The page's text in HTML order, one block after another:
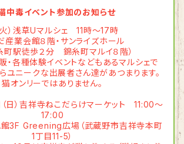
中毒イベント参加のお知らせ
火）浅草Uマルシェ 11時〜17時
産業会館８階・サンライズホール
町駅徒歩２分 錦糸町マルイ８階）
・各種体験イベントなどもあるマルシェで
ユニークな出展者さん達があつまります。
猫オンリーではありません。
日）吉祥寺ねこだらけマーケット 11:00〜
17:00
3F Greening広場（武蔵野市吉祥寺本町
1丁目11-5）